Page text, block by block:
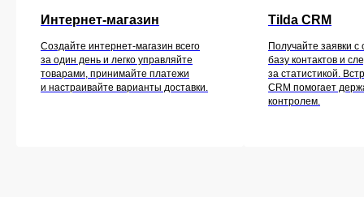
Интернет-магазин
Создайте интернет-магазин всего
за один день и легко управляйте
товарами, принимайте платежи
и настраивайте варианты доставки.
Tilda CRM
Получайте заявки с
базу контактов и
за статистикой.
CRM помогает
контролем.